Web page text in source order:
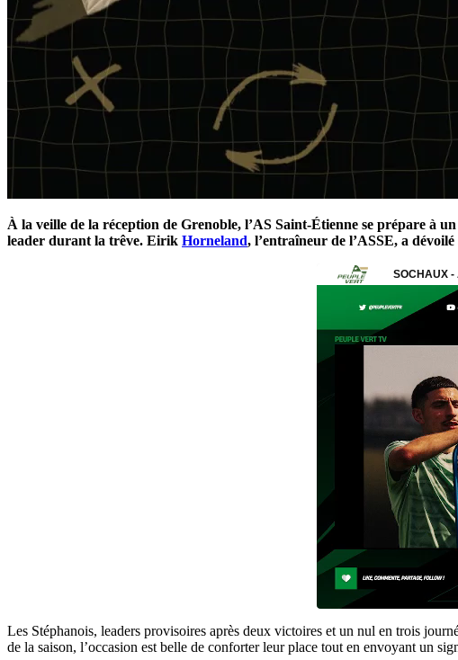
À la veille de la réception de Grenoble, l’AS Saint-Étienne se prépare à
leader durant la trêve. Eirik Horneland, l’entraîneur de l’ASSE, a
Les Stéphanois, leaders provisoires après deux victoires et un nul en trois
de la saison, l’occasion est belle de conforter leur place tout en envoyant un